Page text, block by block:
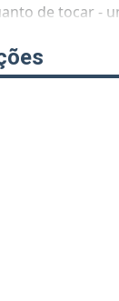
de tocar -